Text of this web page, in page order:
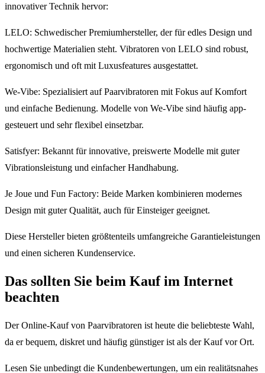
innovativer Technik hervor:
LELO: Schwedischer Premiumhersteller, der für edles Design und
hochwertige Materialien steht. Vibratoren von LELO sind robust,
ergonomisch und oft mit Luxusfeatures ausgestattet.
We-Vibe: Spezialisiert auf Paarvibratoren mit Fokus auf Komfort
und einfache Bedienung. Modelle von We-Vibe sind häufig app-
gesteuert und sehr flexibel einsetzbar.
Satisfyer: Bekannt für innovative, preiswerte Modelle mit guter
Vibrationsleistung und einfacher Handhabung.
Je Joue und Fun Factory: Beide Marken kombinieren modernes
Design mit guter Qualität, auch für Einsteiger geeignet.
Diese Hersteller bieten größtenteils umfangreiche Garantieleistungen
und einen sicheren Kundenservice.
Das sollten Sie beim Kauf im Internet
beachten
Der Online-Kauf von Paarvibratoren ist heute die beliebteste Wahl,
da er bequem, diskret und häufig günstiger ist als der Kauf vor Ort.
Lesen Sie unbedingt die Kundenbewertungen, um ein realitätsnahes